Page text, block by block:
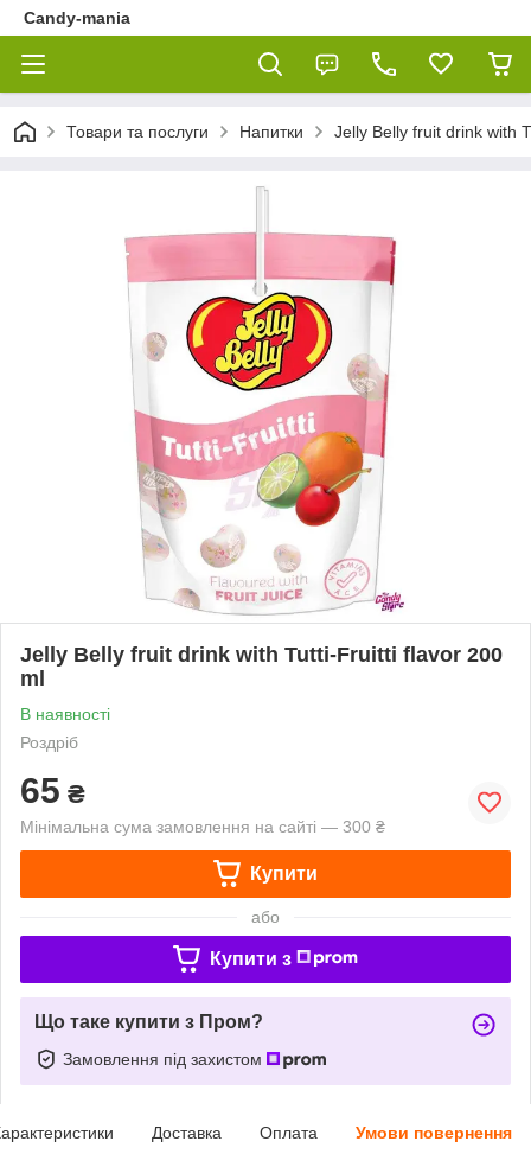
Candy-mania
Товари та послуги Напитки Jelly Belly fruit drink with
Jelly Belly fruit drink with Tutti-Fruitti flavor 200
ml
В наявності
Роздріб
65 ₴
Мінімальна сума замовлення на сайті — 300 ₴
Купити
або
Купити з
Що таке купити з Пром?
Замовлення під захистом
Доставка Оплата Умови повернення